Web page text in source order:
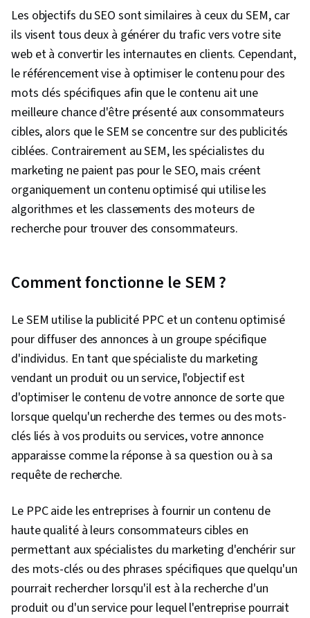
Les objectifs du SEO sont similaires à ceux du SEM, car
ils visent tous deux à générer du trafic vers votre site
web et à convertir les internautes en clients. Cependant,
le référencement vise à optimiser le contenu pour des
mots clés spécifiques afin que le contenu ait une
meilleure chance d'être présenté aux consommateurs
cibles, alors que le SEM se concentre sur des publicités
ciblées. Contrairement au SEM, les spécialistes du
marketing ne paient pas pour le SEO, mais créent
organiquement un contenu optimisé qui utilise les
algorithmes et les classements des moteurs de
recherche pour trouver des consommateurs.
Comment fonctionne le SEM ?
Le SEM utilise la publicité PPC et un contenu optimisé
pour diffuser des annonces à un groupe spécifique
d'individus. En tant que spécialiste du marketing
vendant un produit ou un service, l'objectif est
d'optimiser le contenu de votre annonce de sorte que
lorsque quelqu'un recherche des termes ou des mots-
clés liés à vos produits ou services, votre annonce
apparaisse comme la réponse à sa question ou à sa
requête de recherche.
Le PPC aide les entreprises à fournir un contenu de
haute qualité à leurs consommateurs cibles en
permettant aux spécialistes du marketing d'enchérir sur
des mots-clés ou des phrases spécifiques que quelqu'un
pourrait rechercher lorsqu'il est à la recherche d'un
produit ou d'un service pour lequel l'entreprise pourrait